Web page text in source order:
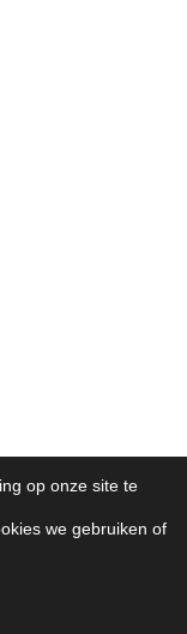
op onze site te
we gebruiken of